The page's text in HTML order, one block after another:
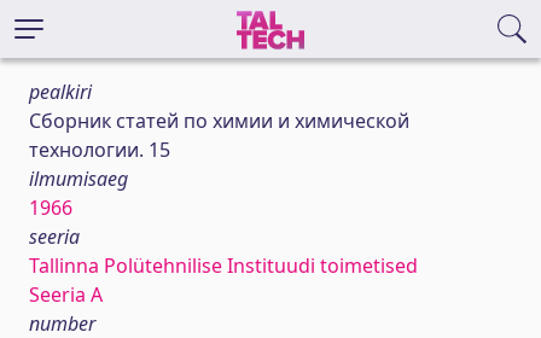
pealkiri
Сборник статей по химии и химической
технологии. 15
ilmumisaeg
1966
seeria
Tallinna Polütehnilise Instituudi toimetised
Seeria A
number